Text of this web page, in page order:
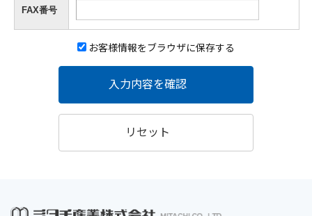
FAX番号
お客様情報をブラウザに保存する
入力内容を確認
リセット